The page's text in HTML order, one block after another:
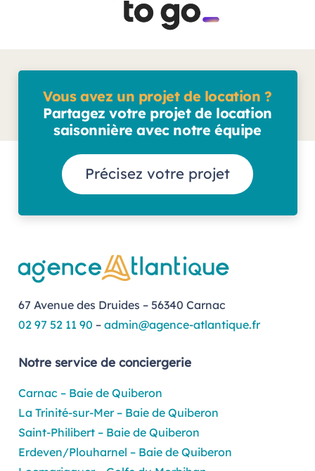
Vous avez un projet de location ?
Partagez votre projet de location
saisonnière avec notre équipe
Précisez votre projet
67 Avenue des Druides – 56340 Carnac
02 97 52 11 90 – admin@agence-atlantique.fr
Notre service de conciergerie
Carnac – Baie de Quiberon
La Trinité-sur-Mer – Baie de Quiberon
Saint-Philibert – Baie de Quiberon
Erdeven/Plouharnel – Baie de Quiberon